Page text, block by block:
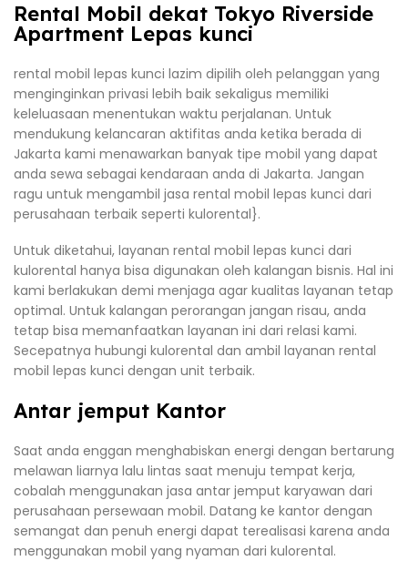
Rental Mobil dekat Tokyo Riverside
Apartment Lepas kunci
rental mobil lepas kunci lazim dipilih oleh pelanggan yang
menginginkan privasi lebih baik sekaligus memiliki
keleluasaan menentukan waktu perjalanan. Untuk
mendukung kelancaran aktifitas anda ketika berada di
Jakarta kami menawarkan banyak tipe mobil yang dapat
anda sewa sebagai kendaraan anda di Jakarta. Jangan
ragu untuk mengambil jasa rental mobil lepas kunci dari
perusahaan terbaik seperti kulorental}.
Untuk diketahui, layanan rental mobil lepas kunci dari
kulorental hanya bisa digunakan oleh kalangan bisnis. Hal ini
kami berlakukan demi menjaga agar kualitas layanan tetap
optimal. Untuk kalangan perorangan jangan risau, anda
tetap bisa memanfaatkan layanan ini dari relasi kami.
Secepatnya hubungi kulorental dan ambil layanan rental
mobil lepas kunci dengan unit terbaik.
Antar jemput Kantor
Saat anda enggan menghabiskan energi dengan bertarung
melawan liarnya lalu lintas saat menuju tempat kerja,
cobalah menggunakan jasa antar jemput karyawan dari
perusahaan persewaan mobil. Datang ke kantor dengan
semangat dan penuh energi dapat terealisasi karena anda
menggunakan mobil yang nyaman dari kulorental.